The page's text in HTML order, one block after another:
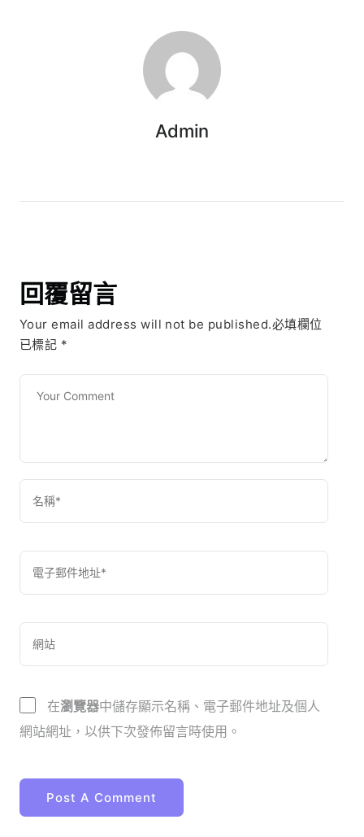
Admin
回覆留言
Your email address will not be published.必填欄位
已標記 *
在瀏覽器中儲存顯示名稱、電子郵件地址及個人
網站網址，以供下次發佈留言時使用。